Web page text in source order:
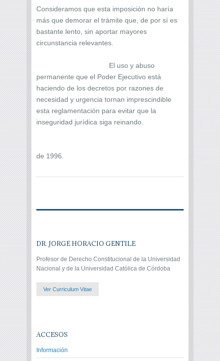
Consideramos que esta imposición no haría
más que demorar el trámite que, de por sí es
bastante lento, sin aportar mayores
circunstancia relevantes.
El uso y abuso
permanente que el Poder Ejecutivo está
haciendo de los decretos por razones de
necesidad y urgencia tornan imprescindible
esta reglamentación para evitar que la
inseguridad jurídica siga reinando.
de 1996.
DR. JORGE HORACIO GENTILE
Profesor de Derecho Constitucional de la Universidad
Nacional y de la Universidad Católica de Córdoba
Ver Curriculum Vitae
ACCESOS
Información